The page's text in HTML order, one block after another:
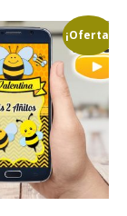
¡Oferta!